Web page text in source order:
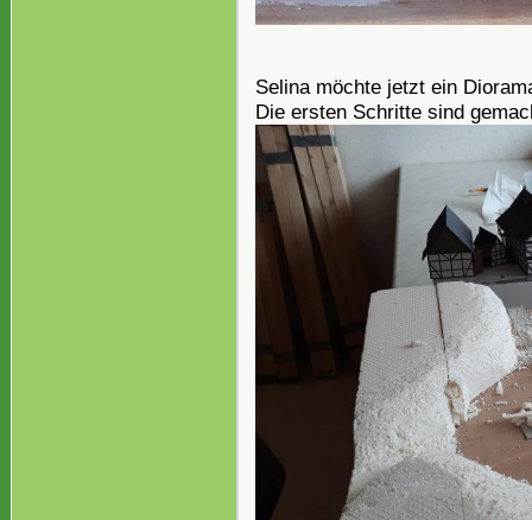
Selina möchte jetzt ein
Die ersten Schritte sind